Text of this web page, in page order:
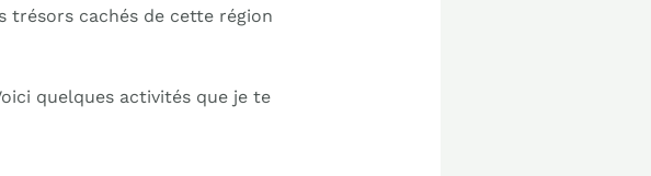
trésors cachés de cette région
quelques activités que je te